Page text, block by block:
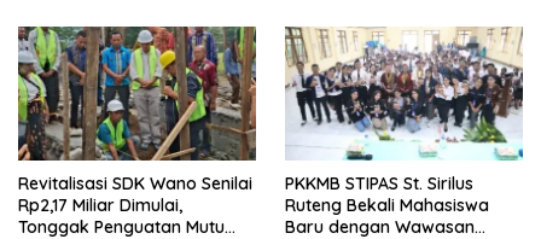
Revitalisasi SDK Wano Senilai
Rp2,17 Miliar Dimulai,
Tonggak Penguatan Mutu
PKKMB STIPAS St. Sirilus
Ruteng Bekali Mahasiswa
Baru dengan Wawasan